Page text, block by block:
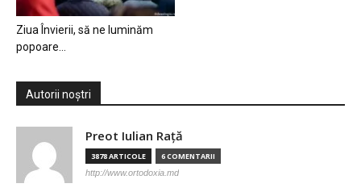
Ziua Învierii, să ne luminăm
popoare…
Autorii noștri
Preot Iulian Raţă
3878 ARTICOLE 6 COMENTARII
http://www.ortodoxia.md